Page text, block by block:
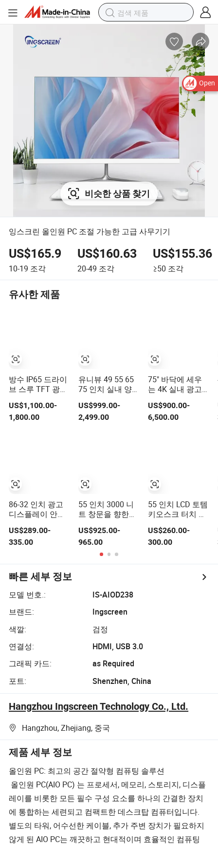
Open
비슷한 상품 찾기
잉스크린 올인원 PC 조절 가능한 고급 사무기기
US$165.9
10-19 조각
US$160.63
20-49 조각
US$155.36
≥50 조각
유사한 제품
방수 IP65 드라이
브 스루 TFT 광고
세그먼트 디지털
사이니지 터치 스
크린 그래픽 모듈
US$1,100.00-
1,800.00
86-32 인치 광고
디스플레이 안드
이니지 실내 외부
터치 스크린 LCD
US$289.00-
335.00
유니뷰 49 55 65
75 인치 실내 양면
디지털 키오스크
LCD 디스플레이
LCD 디지털 사이
US$999.00-
2,499.00
55 인치 3000 니
트 창문을 향한
화장품 가게 태양
가시 광고 디지털
사이니지
US$925.00-
965.00
75" 바닥에 세우
는 4K 실내 광고
LCD 디지털 사이
니지 디스플레이
쇼핑몰용
US$900.00-
6,500.00
55 인치 LCD 토템
키오스크 터치 스
니지 및 LCD 광고
디스플레이 메뉴
US$260.00-
300.00
빠른 세부 정보
모델 번호.:
IS-AIOD238
브랜드:
Ingscreen
색깔:
검정
연결성:
HDMI, USB 3.0
그래픽 카드:
as Required
포트:
Shenzhen, China
Hangzhou Ingscreen Technology Co., Ltd.
Hangzhou, Zhejiang, 중국
제품 세부 정보
올인원 PC: 최고의 공간 절약형 컴퓨팅 솔루션
올인원 PC(AIO PC) 는 프로세서, 메모리, 스토리지, 디스플
레이를 비롯한 모든 필수 구성 요소를 하나의 간결한 장치
에 통합하는 세련되고 컴팩트한 데스크탑 컴퓨터입니다.
별도의 타워, 어수선한 케이블, 추가 주변 장치가 필요하지
않게 된 AIO PC는 깨끗하고 현대적이며 효율적인 컴퓨팅